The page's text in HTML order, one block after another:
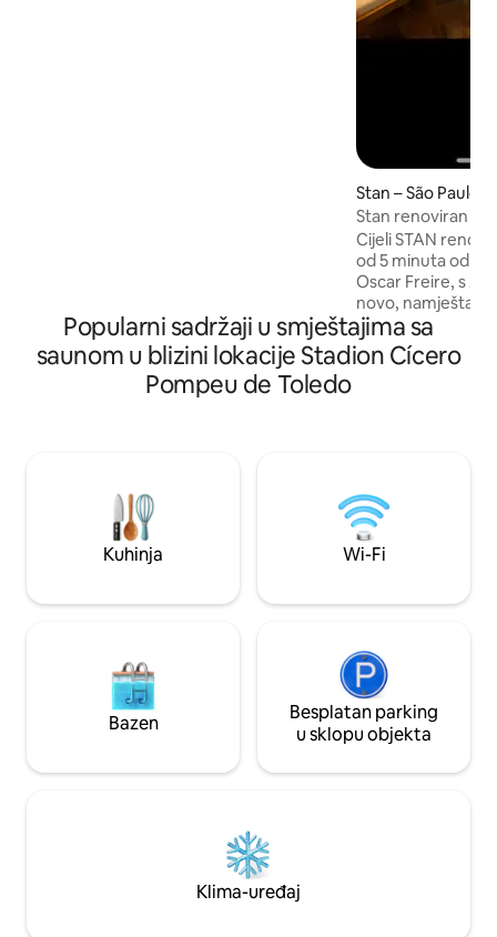
Stan – São Paulo
Stan renoviran u
Cijeli STAN
od 5 minuta od
Oscar Freire, s 2
novo, namještaj,
pametna TV-a,
uređaj u spavaćoj
boravku, bračni
nekoliko blokova
Paulista. 24-
centar, parking s
Popularni sadržaji u smještajima sa
saunom u blizini lokacije Stadion Cícero
Pompeu de Toledo
Kuhinja Wi-Fi
Bazen
Besplatan parking
u sklopu objekta
Klima-uređaj